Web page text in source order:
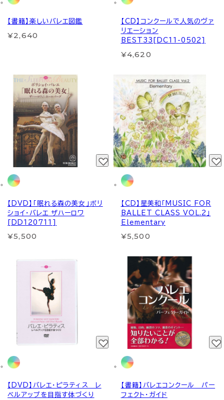
【書籍】楽しいバレエ図鑑
¥2,640
【CD】コンクールで人気のヴァ
リエーション
BEST33[DC11-0502]
¥4,620
【DVD】「眠れる森の美女」ボリ
ショイ・バレエ ザハーロワ
[DD120711]
¥5,500
【CD】星美和「MUSIC FOR
BALLET CLASS VOL.2」
Elementary
¥5,500
【DVD】バレエ・ピラティス レ
ベルアップを目指す体づくり
【書籍】バレエコンクール パー
フェクト・ガイド